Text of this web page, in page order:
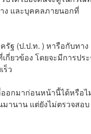
ง และบุคคลภายนอกที่
ฐ (ป.ป.ท. ) หารือกับทาง
กี่ยวข้อง โดยจะมีการปร
ร็ว
ออกมาก่อนหน้านี้ได้หรือไ
านาน แต่ยังไม่ตรวจสอบ